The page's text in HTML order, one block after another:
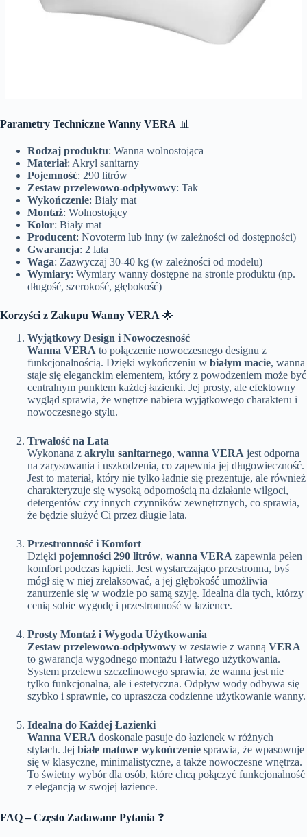
Parametry Techniczne Wanny VERA 📊
Rodzaj produktu: Wanna wolnostojąca
Materiał: Akryl sanitarny
Pojemność: 290 litrów
Zestaw przelewowo-odpływowy: Tak
Wykończenie: Biały mat
Montaż: Wolnostojący
Kolor: Biały mat
Producent: Novoterm lub inny (w zależności od dostępności)
Gwarancja: 2 lata
Waga: Zazwyczaj 30-40 kg (w zależności od modelu)
Wymiary: Wymiary wanny dostępne na stronie produktu (np.
długość, szerokość, głębokość)
Korzyści z Zakupu Wanny VERA 🌟
Wyjątkowy Design i Nowoczesność
Wanna VERA to połączenie nowoczesnego designu z
funkcjonalnością. Dzięki wykończeniu w białym macie, wanna
staje się eleganckim elementem, który z powodzeniem może być
centralnym punktem każdej łazienki. Jej prosty, ale efektowny
wygląd sprawia, że wnętrze nabiera wyjątkowego charakteru i
nowoczesnego stylu.
Trwałość na Lata
Wykonana z akrylu sanitarnego, wanna VERA jest odporna
na zarysowania i uszkodzenia, co zapewnia jej długowieczność.
Jest to materiał, który nie tylko ładnie się prezentuje, ale również
charakteryzuje się wysoką odpornością na działanie wilgoci,
detergentów czy innych czynników zewnętrznych, co sprawia,
że będzie służyć Ci przez długie lata.
Przestronność i Komfort
Dzięki pojemności 290 litrów, wanna VERA zapewnia pełen
komfort podczas kąpieli. Jest wystarczająco przestronna, byś
mógł się w niej zrelaksować, a jej głębokość umożliwia
zanurzenie się w wodzie po samą szyję. Idealna dla tych, którzy
cenią sobie wygodę i przestronność w łazience.
Prosty Montaż i Wygoda Użytkowania
Zestaw przelewowo-odpływowy w zestawie z wanną VERA
to gwarancja wygodnego montażu i łatwego użytkowania.
System przelewu szczelinowego sprawia, że wanna jest nie
tylko funkcjonalna, ale i estetyczna. Odpływ wody odbywa się
szybko i sprawnie, co upraszcza codzienne użytkowanie wanny.
Idealna do Każdej Łazienki
Wanna VERA doskonale pasuje do łazienek w różnych
stylach. Jej białe matowe wykończenie sprawia, że wpasowuje
się w klasyczne, minimalistyczne, a także nowoczesne wnętrza.
To świetny wybór dla osób, które chcą połączyć funkcjonalność
z elegancją w swojej łazience.
FAQ – Często Zadawane Pytania ❓